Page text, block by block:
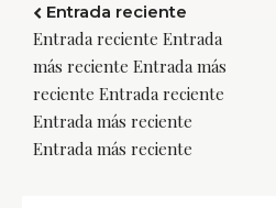
Entrada reciente
Entrada reciente Entrada
más reciente Entrada más
reciente Entrada reciente
Entrada más reciente
Entrada más reciente